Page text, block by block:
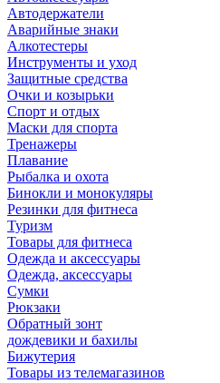
Автодержатели
Аварийные знаки
Алкотестеры
Инструменты и уход
Защитные средства
Очки и козырьки
Спорт и отдых
Маски для спорта
Тренажеры
Плавание
Рыбалка и охота
Бинокли и монокуляры
Резинки для фитнеса
Туризм
Товары для фитнеса
Одежда и аксессуары
Одежда, аксессуары
Сумки
Рюкзаки
Обратный зонт
дождевики и бахилы
Бижутерия
Товары из телемагазинов